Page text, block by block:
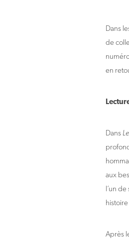
Dans
de
en
Dans
aux
l’un
Après